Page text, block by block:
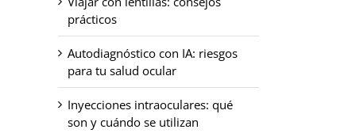
prácticos
Autodiagnóstico con IA: riesgos
para tu salud ocular
Inyecciones intraoculares: qué
son y cuándo se utilizan